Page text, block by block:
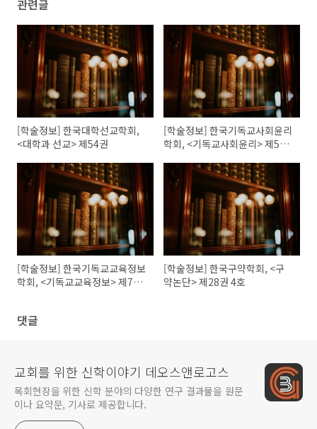
관련글
[학술정보] 한국대학선교학회,
<대학과 선교> 제54권
[학술정보] 한국기독교사회윤리
학회, <기독교사회윤리> 제54
[학술정보] 한국기독교교육정보
학회, <기독교교육정보> 제75
[학술정보] 한국구약학회, <구
약논단> 제28권 4호
댓글
교회를 위한 신학이야기 데오스앤로고스
목회현장을 위한 신학 분야의 다양한 연구 결과물을 원문
이나 요약문, 기사로 제공합니다.